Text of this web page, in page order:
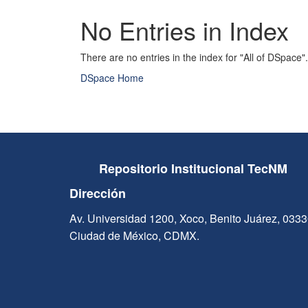
No Entries in Index
There are no entries in the index for "All of DSpace".
DSpace Home
Repositorio Institucional TecNM
Dirección
Av. Universidad 1200, Xoco, Benito Juárez,
Ciudad de México, CDMX.